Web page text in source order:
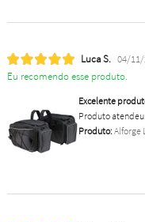
Luca S. 04/
Eu recomendo esse produto.
Excelente
Produto
Produto:Alforge